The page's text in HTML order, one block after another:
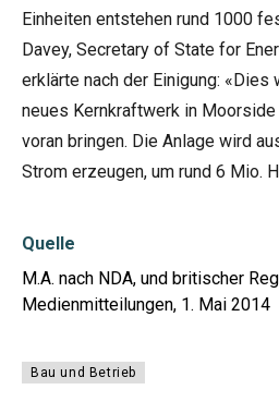
Einheiten entstehen rund 1000
Davey, Secretary of State for
erklärte nach der Einigung: «Dies
neues Kernkraftwerk in
voran bringen. Die Anlage wird
Strom erzeugen, um rund 6 Mio.
Quelle
M.A. nach NDA, und britischer
Medienmitteilungen, 1. Mai 2014
Bau und Betrieb